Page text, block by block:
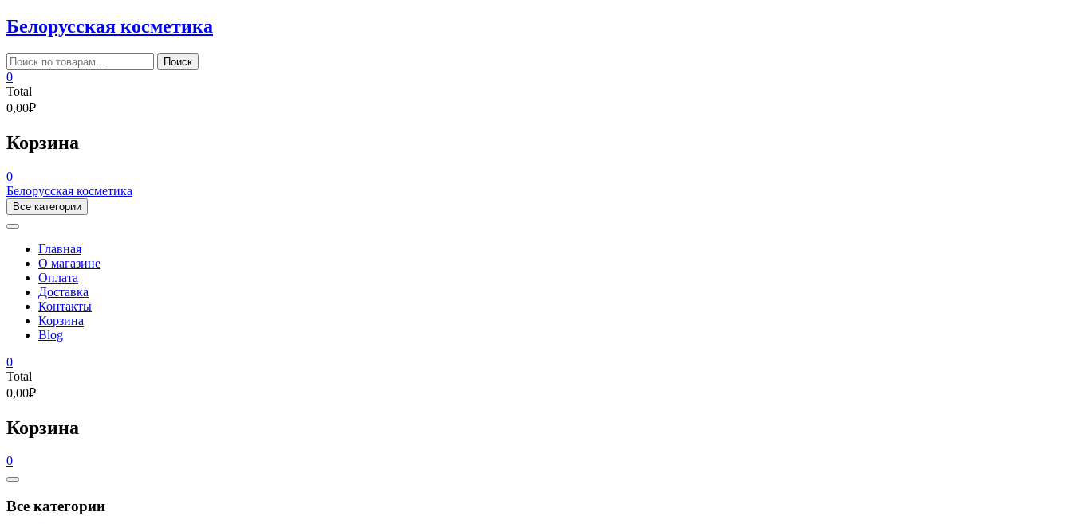
Skip
to
content
Белорусская косметика
Искать: Поиск
0
Total
0,00₽
Корзина
0
Белорусская косметика
Все категории
Главная
О магазине
Оплата
Доставка
Контакты
Корзина
Blog
0
Total
0,00₽
Корзина
0
Catalog
Все категории